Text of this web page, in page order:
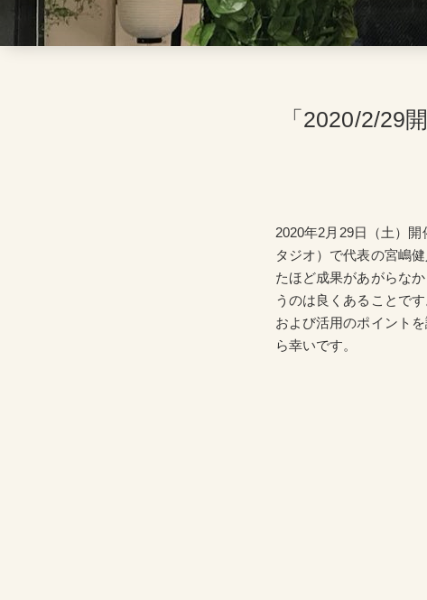
「2020/2/29
2020年2月29日（土）開
タジオ）で代表の宮嶋
たほど成果があがらな
うのは良くあることで
および活用のポイント
ら幸いです。